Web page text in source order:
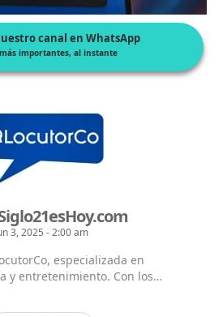
canal en WhatsApp
importantes, al instante
3, 2025 - 2:00 am
especializada en
y entretenimiento. Con los
- El Siglo 21 es Hoy -
Misteriosas - EntreVistas